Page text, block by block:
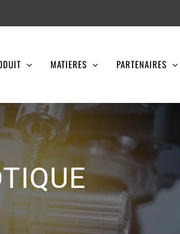
MATIERES PARTENAIRES